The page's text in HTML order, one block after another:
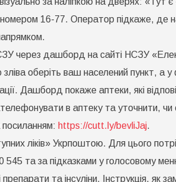
16-77. Оператор підкаже, де
через дашборд на сайті НСЗУ
оберіть ваш населений пункт, а
Дашборд покаже аптеки, які
в аптеку та уточнити, чи є
https://cutt.ly/bevliJaj.
ліків» Укрпоштою. Для цього
та за підказками у голосовому
та інсуліни. Інструкція, як